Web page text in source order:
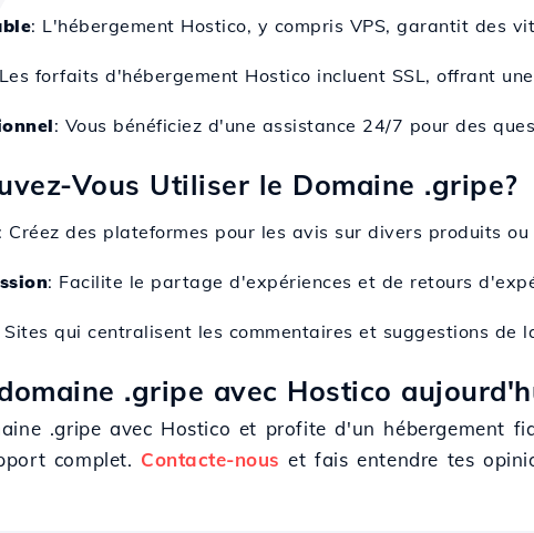
: L'hébergement Hostico, y compris VPS, garantit des
forfaits d'hébergement Hostico incluent SSL, offrant
: Vous bénéficiez d'une assistance 24/7 pour des
Vous Utiliser le Domaine .gripe?
: Créez des plateformes pour les avis sur divers produits ou
: Facilite le partage d'expériences et de retours
Sites qui centralisent les commentaires et suggestions de
.gripe avec Hostico
.gripe avec Hostico et profite d'un hébergement
complet. Contacte-nous et fais entendre tes